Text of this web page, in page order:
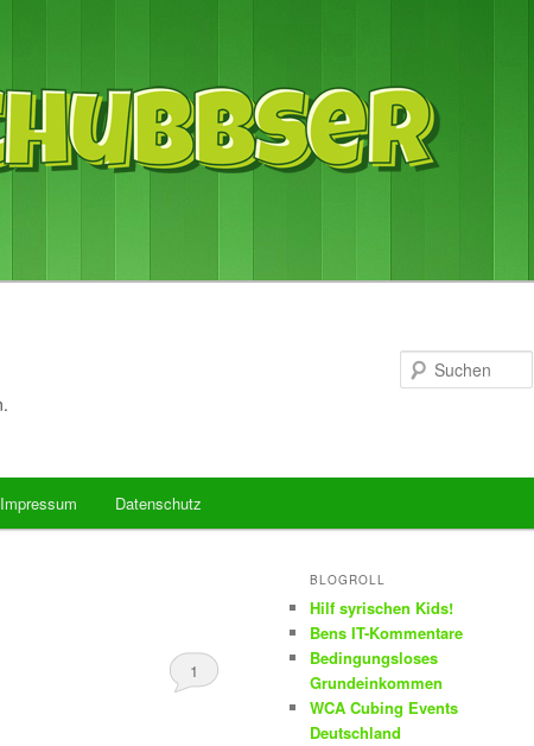
Impressum Datenschutz
1
BLOGROLL
Hilf syrischen Kids!
Bens IT-Kommentare
Bedingungsloses
Grundeinkommen
WCA Cubing Events
Deutschland